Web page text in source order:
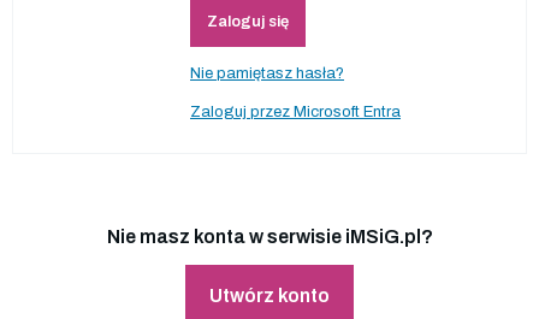
Zaloguj się
Nie pamiętasz hasła?
Zaloguj przez Microsoft Entra
Nie masz konta w serwisie iMSiG.pl?
Utwórz konto